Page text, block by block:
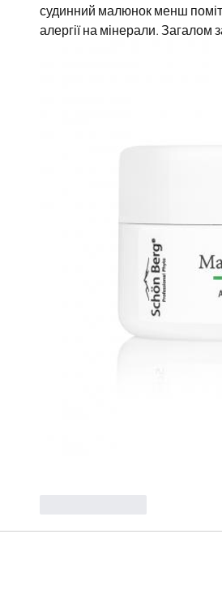
судинний малюнок менш
алергії на мінерали. Загалом